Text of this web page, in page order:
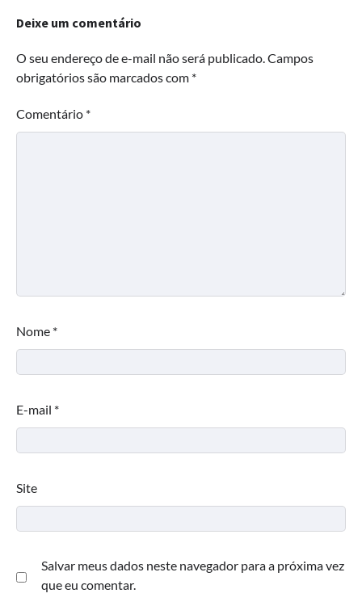
Deixe um comentário
O seu endereço de e-mail não será publicado.Campos
obrigatórios são marcados com *
Comentário *
Nome *
E-mail *
Site
Salvar meus dados neste navegador para a próxima vez
que eu comentar.